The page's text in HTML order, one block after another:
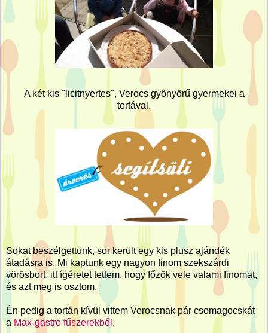
A két kis "licitnyertes", Verocs gyönyörű gyermekei a
tortával.
Sokat beszélgettünk, sor került egy kis plusz ajándék
átadásra is. Mi kaptunk egy nagyon finom szekszárdi
vörösbort, itt ígéretet tettem, hogy főzök vele valami finomat,
és azt meg is osztom.
Én pedig a tortán kívül vittem Verocsnak pár csomagocskát
a Max-gastro fűszerekből .